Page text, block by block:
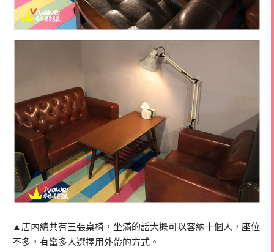
▲店內總共有三張桌椅，坐滿的話大概可以容納十個人，座位
不多，有蠻多人選擇用外帶的方式。